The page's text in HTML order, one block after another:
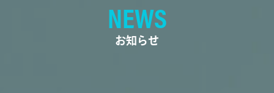
NEWS
お知らせ